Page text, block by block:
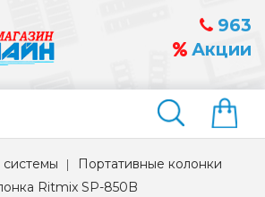
963
Акции
Найти
системы
Портативные колонки
Ritmix SP-850B